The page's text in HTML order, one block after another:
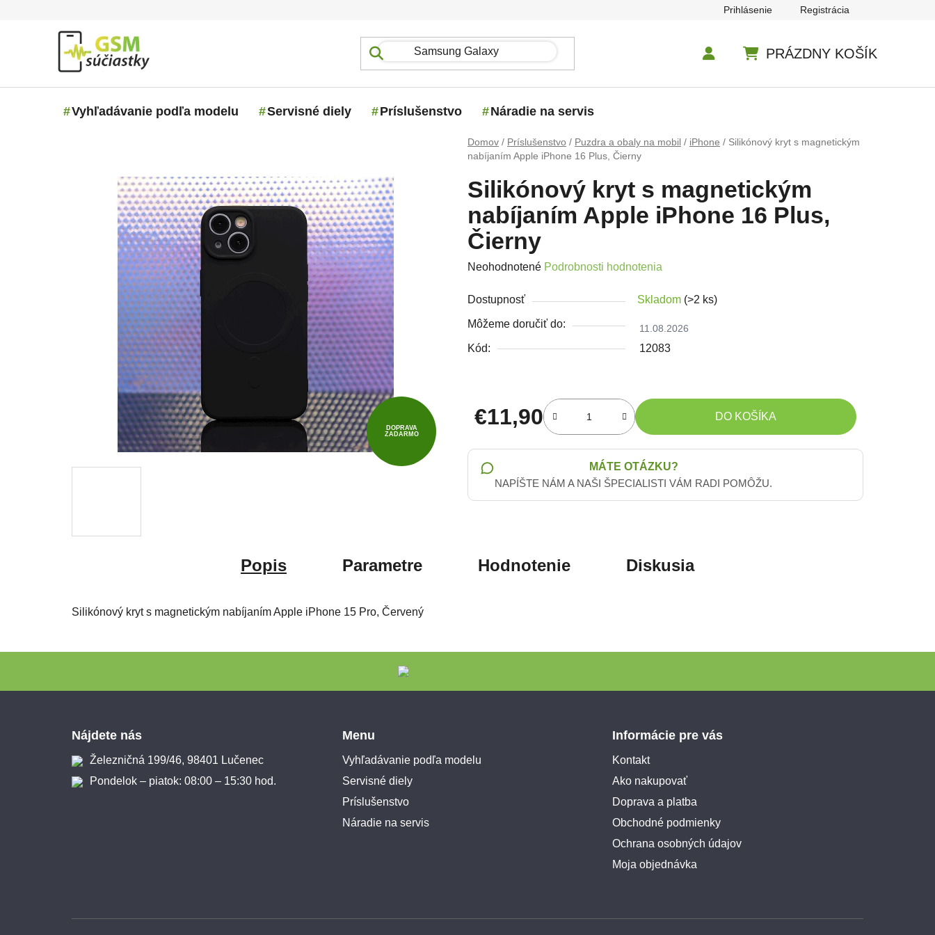
Prihlásenie Registrácia
PRÁZDNY KOŠÍK
Vyhľadávanie podľa modelu Servisné diely Príslušenstvo Náradie na servis
Domov / Príslušenstvo / Puzdra a obaly na mobil / iPhone / Silikónový kryt s magnetickým
nabíjaním Apple iPhone 16 Plus, Čierny
Silikónový kryt s magnetickým
nabíjaním Apple iPhone 16 Plus,
Čierny
Priemerné hodnotenie produktu je 0,0 z 5 hviezdičiek.
Neohodnotené Podrobnosti hodnotenia
Dostupnosť Skladom (>2 ks)
Môžeme doručiť do: 11.08.2026
Kód: 12083
€11,90
Jednotková cena:
DO KOŠÍKA
MÁTE OTÁZKU?
NAPÍŠTE NÁM A NAŠI ŠPECIALISTI VÁM RADI POMÔŽU.
DOPRAVA
ZADARMO
Popis Parametre Hodnotenie Diskusia
Silikónový kryt s magnetickým nabíjaním Apple iPhone 15 Pro, Červený
Nájdete nás
Železničná 199/46, 98401 Lučenec
Pondelok – piatok: 08:00 – 15:30 hod.
Menu
Vyhľadávanie podľa modelu
Servisné diely
Príslušenstvo
Náradie na servis
Informácie pre vás
Kontakt
Ako nakupovať
Doprava a platba
Obchodné podmienky
Ochrana osobných údajov
Moja objednávka